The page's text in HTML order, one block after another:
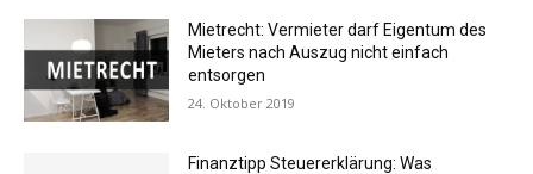
Mietrecht: Vermieter darf Eigentum des
Mieters nach Auszug nicht einfach
entsorgen
24. Oktober 2019
Finanztipp Steuererklärung: Was